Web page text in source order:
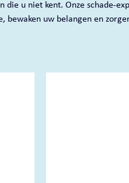
u niet kent. Onze schade-
bewaken uw belangen en